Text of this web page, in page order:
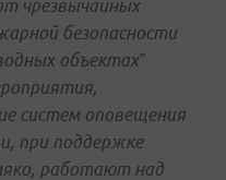
чрезвычайных
безопасности
объектах”
систем оповещения
при поддержке
работают над